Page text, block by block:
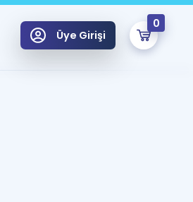
Üye Girişi
0